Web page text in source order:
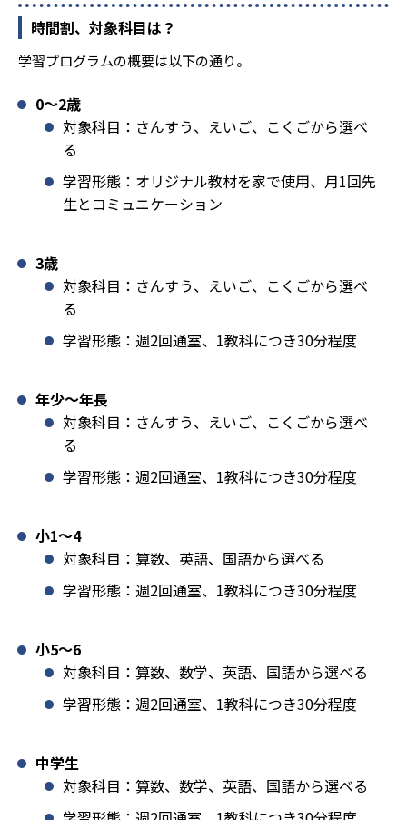
時間割、対象科目は？
学習プログラムの概要は以下の通り。
0〜2歳
対象科目：さんすう、えいご、こくごから選べ
る
学習形態：オリジナル教材を家で使用、月1回先
生とコミュニケーション
3歳
対象科目：さんすう、えいご、こくごから選べ
る
学習形態：週2回通室、1教科につき30分程度
年少〜年長
対象科目：さんすう、えいご、こくごから選べ
る
学習形態：週2回通室、1教科につき30分程度
小1️〜4
対象科目：算数、英語、国語から選べる
学習形態：週2回通室、1教科につき30分程度
小5〜6
対象科目：算数、数学、英語、国語から選べる
学習形態：週2回通室、1教科につき30分程度
中学生
対象科目：算数、数学、英語、国語から選べる